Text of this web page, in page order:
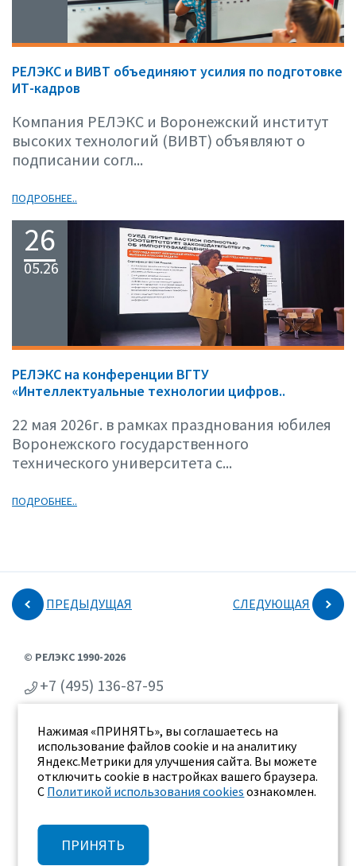
РЕЛЭКС и ВИВТ объединяют усилия по подготовке
ИТ-кадров
Компания РЕЛЭКС и Воронежский институт
высоких технологий (ВИВТ) объявляют о
подписании согл...
ПОДРОБНЕЕ..
26
05.26
РЕЛЭКС на конференции ВГТУ
«Интеллектуальные технологии цифров..
22 мая 2026г. в рамках празднования юбилея
Воронежского государственного
технического университета с...
ПОДРОБНЕЕ..
ПРЕДЫДУЩАЯ СЛЕДУЮЩАЯ
Нажимая «ПРИНЯТЬ», вы соглашаетесь на
использование файлов cookie и на аналитику
Яндекс.Метрики для улучшения сайта. Вы можете
отключить cookie в настройках вашего браузера.
С Политикой использования cookies ознакомлен.
ПРИНЯТЬ
© РЕЛЭКС 1990-2026
+7 (495) 136-87-95
г. Воронеж, ул. Бахметьева 2Б